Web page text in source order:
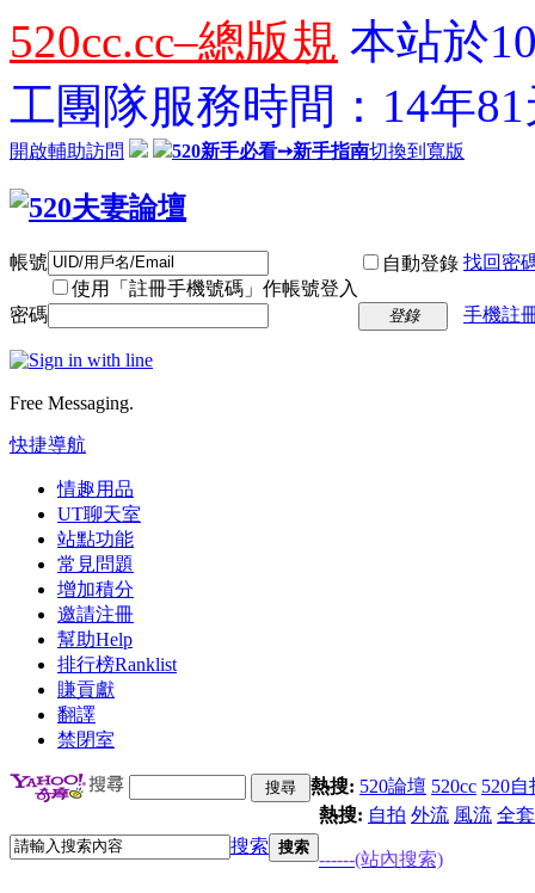
520cc.cc–總版規 本站於
工團隊服務時間：14年
開啟輔助訪問 520新手必看➙新手指南切換到寬版
帳號
使用「註冊手機號碼」作帳號登入
自動登錄 找回密
密碼 登錄 手機註
Free Messaging.
快捷導航
情趣用品
UT聊天室
站點功能
常見問題
增加積分
邀請注冊
幫助Help
排行榜Ranklist
賺貢獻
翻譯
禁閉室
熱搜: 520論壇 520cc 520自
搜索 搜索
熱搜: 自拍 外流 風流 全套
------(站內搜索)